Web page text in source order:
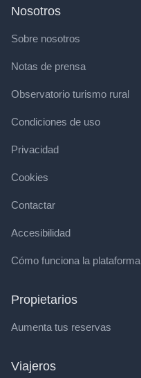
Nosotros
Sobre nosotros
Notas de prensa
Observatorio turismo rural
Condiciones de uso
Privacidad
Cookies
Contactar
Accesibilidad
Cómo funciona la plataforma
Propietarios
Aumenta tus reservas
Viajeros